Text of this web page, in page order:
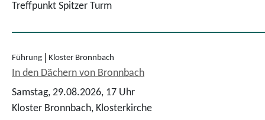
Treffpunkt Spitzer Turm
Führung Kloster Bronnbach
In den Dächern von Bronnbach
Samstag, 29.08.2026, 17 Uhr
Kloster Bronnbach, Klosterkirche